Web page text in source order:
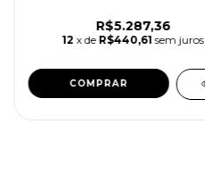
R$5.287,36
12 x de R$440,61 sem juros
COMPRAR